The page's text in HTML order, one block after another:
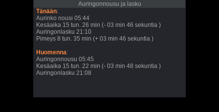
Auringonnousu ja lasku
Tänään:
Aurinko nousi 05:44
Kesäaika 15 tun. 26 min (- 03 min 46 sekuntia )
Auringonlasku 21:10
Pimeys 8 tun. 35 min (+ 03 min 46 sekuntia )
Huomenna:
Auringonnousu 05:45
Kesäaika 15 tun. 22 min (- 03 min 48 sekuntia )
Auringonlasku 21:08